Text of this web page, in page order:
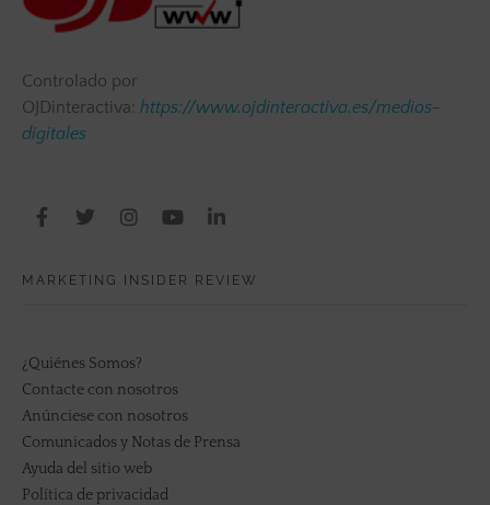
Controlado por
OJDinteractiva: https://www.ojdinteractiva.es/medios-
digitales
MARKETING INSIDER REVIEW
¿Quiénes Somos?
Contacte con nosotros
Anúnciese con nosotros
Comunicados y Notas de Prensa
Ayuda del sitio web
Política de privacidad